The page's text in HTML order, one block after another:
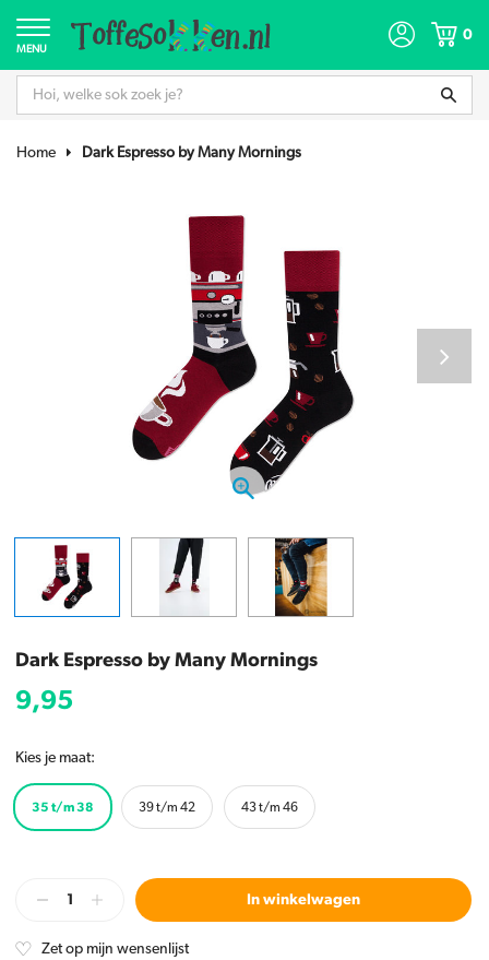
MENU
0
Home Dark Espresso by Many Mornings
Dark Espresso by Many Mornings
9,95
Kies je maat:
35 t/m 38 39 t/m 42 43 t/m 46
In winkelwagen
Zet op mijn wensenlijst